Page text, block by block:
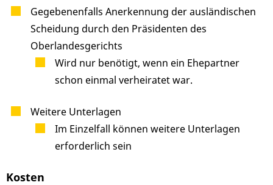
Gegebenenfalls Anerkennung der ausländischen
Scheidung durch den Präsidenten des
Oberlandesgerichts
Wird nur benötigt, wenn ein Ehepartner
schon einmal verheiratet war.
Weitere Unterlagen
Im Einzelfall können weitere Unterlagen
erforderlich sein
Kosten